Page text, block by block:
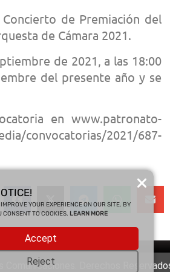
de Premiación del
de Cámara 2021.
de 2021, a las 18:00
del presente año y se
en www.patronato-
2021/687-
Derechos
YOUR EXPERIENCE ON OUR SITE. BY
CONSENT TO COOKIES. LEARN MORE
Accept
Reject